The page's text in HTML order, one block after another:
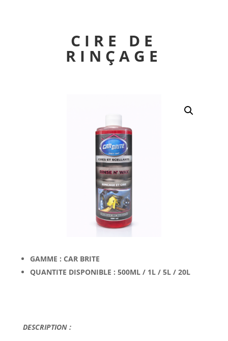
CIRE DE
RINÇAGE
GAMME : CAR BRITE
QUANTITE DISPONIBLE : 500ML / 1L / 5L / 20L
DESCRIPTION :